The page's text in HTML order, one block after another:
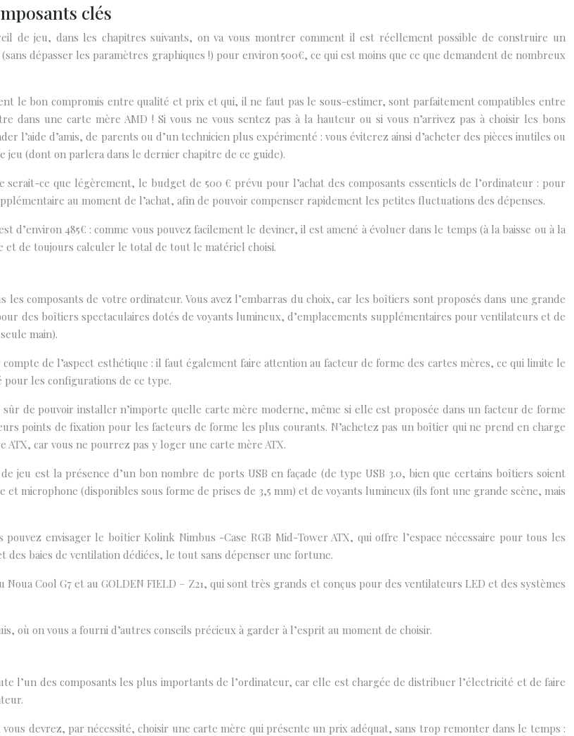
clés
de jeu, dans les chapitres suivants, on va vous montrer comment il est réellement possible de construire un
dépasser les paramètres graphiques !) pour environ 500€, ce qui est moins que ce que demandent de nombreux
le bon compromis entre qualité et prix et qui, il ne faut pas le sous-estimer, sont parfaitement compatibles entre
dans une carte mère AMD ! Si vous ne vous sentez pas à la hauteur ou si vous n’arrivez pas à choisir les bons
l’aide d’amis, de parents ou d’un technicien plus expérimenté : vous éviterez ainsi d’acheter des pièces inutiles ou
jeu (dont on parlera dans le dernier chapitre de ce guide).
ce que légèrement, le budget de 500 € prévu pour l’achat des composants essentiels de l’ordinateur : pour
au moment de l’achat, afin de pouvoir compenser rapidement les petites fluctuations des dépenses.
485€ : comme vous pouvez facilement le deviner, il est amené à évoluer dans le temps (à la baisse ou à la
et de toujours calculer le total de tout le matériel choisi.
composants de votre ordinateur. Vous avez l’embarras du choix, car les boîtiers sont proposés dans une grande
des boîtiers spectaculaires dotés de voyants lumineux, d’emplacements supplémentaires pour ventilateurs et de
main).
de l’aspect esthétique : il faut également faire attention au facteur de forme des cartes mères, ce qui limite le
les configurations de ce type.
de pouvoir installer n’importe quelle carte mère moderne, même si elle est proposée dans un facteur de forme
points de fixation pour les facteurs de forme les plus courants. N’achetez pas un boîtier qui ne prend en charge
car vous ne pourrez pas y loger une carte mère ATX.
jeu est la présence d’un bon nombre de ports USB en façade (de type USB 3.0, bien que certains boîtiers soient
microphone (disponibles sous forme de prises de 3,5 mm) et de voyants lumineux (ils font une grande scène, mais
envisager le boîtier Kolink Nimbus -Case RGB Mid-Tower ATX, qui offre l’espace nécessaire pour tous les
baies de ventilation dédiées, le tout sans dépenser une fortune.
Cool G7 et au GOLDEN FIELD – Z21, qui sont très grands et conçus pour des ventilateurs LED et des systèmes
où on vous a fourni d’autres conseils précieux à garder à l’esprit au moment de choisir.
l’un des composants les plus importants de l’ordinateur, car elle est chargée de distribuer l’électricité et de faire
devrez, par nécessité, choisir une carte mère qui présente un prix adéquat, sans trop remonter dans le temps :